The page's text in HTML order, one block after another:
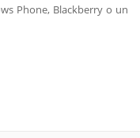
Phone, Blackberry o un